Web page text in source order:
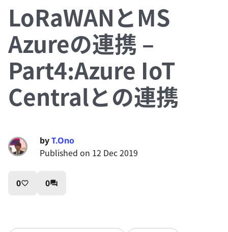
LoRaWANとMS
Azureの連携 –
Part4:Azure IoT
Centralとの連携
byT.Ono
Published on 12 Dec 2019
0favorite_border 0question_answer